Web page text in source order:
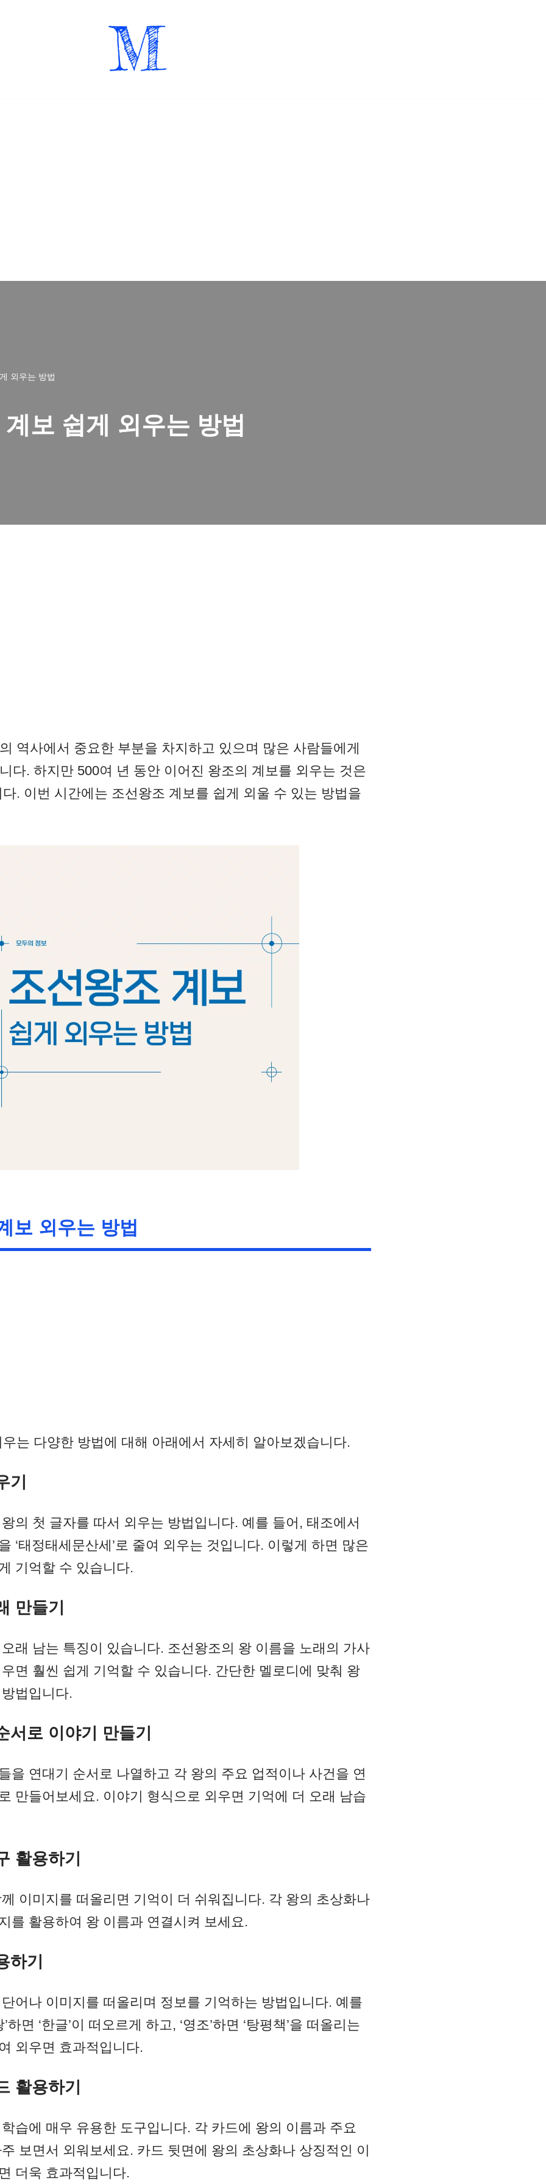
외우는 방법
보 쉽게 외우는 방법
역사에서 중요한 부분을 차지하고 있으며 많은 사람들에게
다. 하지만 500여 년 동안 이어진 왕조의 계보를 외우는 것은
. 이번 시간에는 조선왕조 계보를 쉽게 외울 수 있는 방법을
보 외우는 방법
는 다양한 방법에 대해 아래에서 자세히 알아보겠습니다.
기
의 첫 글자를 따서 외우는 방법입니다. 예를 들어, 태조에서
‘태정태세문산세’로 줄여 외우는 것입니다. 이렇게 하면 많은
기억할 수 있습니다.
만들기
래 남는 특징이 있습니다. 조선왕조의 왕 이름을 노래의 가사
면 훨씬 쉽게 기억할 수 있습니다. 간단한 멜로디에 맞춰 왕
법입니다.
로 이야기 만들기
을 연대기 순서로 나열하고 각 왕의 주요 업적이나 사건을 연
만들어보세요. 이야기 형식으로 외우면 기억에 더 오래 남습
활용하기
이미지를 떠올리면 기억이 더 쉬워집니다. 각 왕의 초상화나
를 활용하여 왕 이름과 연결시켜 보세요.
기
어나 이미지를 떠올리며 정보를 기억하는 방법입니다. 예를
하면 ‘한글’이 떠오르게 하고, ‘영조’하면 ‘탕평책’을 떠올리는
외우면 효과적입니다.
활용하기
습에 매우 유용한 도구입니다. 각 카드에 왕의 이름과 주요
보면서 외워보세요. 카드 뒷면에 왕의 초상화나 상징적인 이
더욱 효과적입니다.